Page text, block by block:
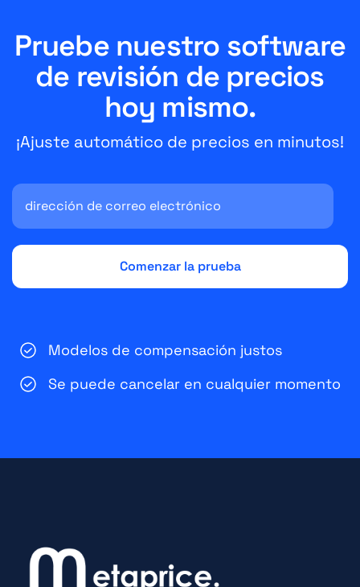
Pruebe nuestro software
de revisión de precios
hoy mismo.
¡Ajuste automático de precios en minutos!
Modelos de compensación justos
Se puede cancelar en cualquier momento